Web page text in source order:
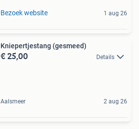
Bezoek website 1 aug 26
Kniepertjestang (gesmeed)
€ 25,00 Details
Aalsmeer 2 aug 26